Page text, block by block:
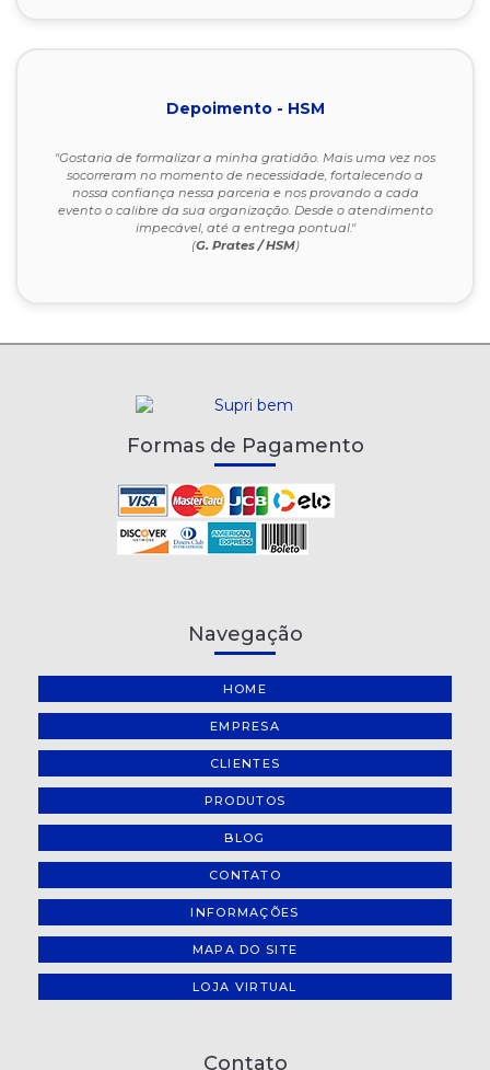
Depoimento - HSM
"Gostaria de formalizar a minha gratidão. Mais uma vez nos
socorreram no momento de necessidade, fortalecendo a
nossa confiança nessa parceria e nos provando a cada
evento o calibre da sua organização. Desde o atendimento
impecável, até a entrega pontual."
(G. Prates / HSM)
Formas de Pagamento
Navegação
HOME
EMPRESA
CLIENTES
PRODUTOS
BLOG
CONTATO
INFORMAÇÕES
MAPA DO SITE
LOJA VIRTUAL
Contato